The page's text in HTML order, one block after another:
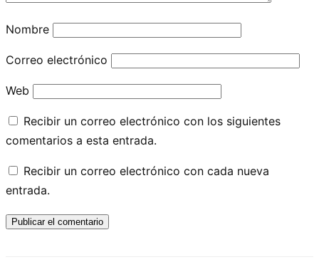
Nombre
Correo electrónico
Web
Recibir un correo electrónico con los siguientes
comentarios a esta entrada.
Recibir un correo electrónico con cada nueva
entrada.